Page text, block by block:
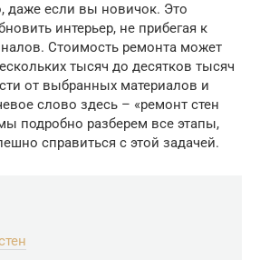
даже если вы новичок. Это
интерьер, не прибегая к
Стоимость ремонта может
тысяч до десятков тысяч
от выбранных материалов и
слово здесь – «ремонт стен
подробно разберем все этапы,
справиться с этой задачей.